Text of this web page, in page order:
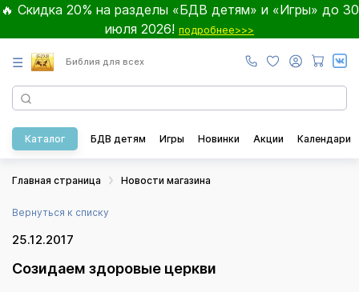
🔥 Скидка 20% на разделы «БДВ детям» и «Игры» до 30
июля 2026! подробнее>>>
☰ Библия для всех
Каталог БДВ детям Игры Новинки Акции Календари
Главная страница Новости магазина
Вернуться к списку
25.12.2017
Созидаем здоровые церкви